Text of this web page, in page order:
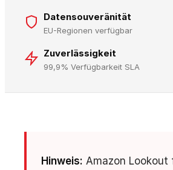
Datensouveränität
EU-Regionen verfügbar
Zuverlässigkeit
99,9% Verfügbarkeit SLA
Hinweis: Amazon Lookout